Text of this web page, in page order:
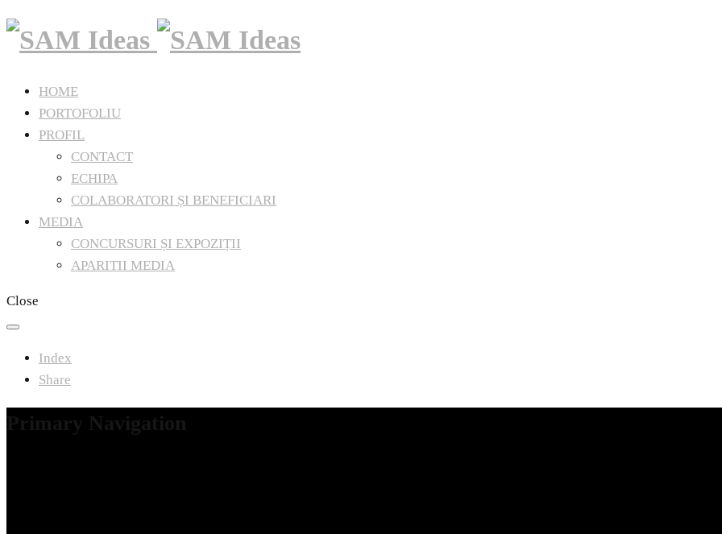
HOME
PORTOFOLIU
PROFIL
CONTACT
ECHIPA
COLABORATORI ȘI BENEFICIARI
MEDIA
CONCURSURI ȘI EXPOZIȚII
APARITII MEDIA
Close
Index
Share